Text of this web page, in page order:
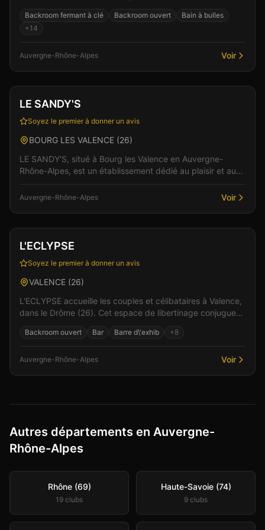
Backroom fermant à clé Backroom ouvert
Bain à bulles
+14
Auvergne-Rhône-Alpes Voir
Club
LE SANDY'S
Soyez le premier à donner un avis
BOURG LES VALENCE (26)
LE SANDY'S, situé à Bourg les Valence en Auvergne-
Rhône-Alpes, est un établissement dédié au plaisir et aux
Auvergne-Rhône-Alpes Voir
Club Sauna +4
L'ECLYPSE
Soyez le premier à donner un avis
VALENCE (26)
L'ECLYPSE accueille les couples et célibataires à Valence,
dans le Drôme (26). Cet espace de libertinage conjugue
Backroom ouvert Bar Barre d\'exhib +8
Auvergne-Rhône-Alpes Voir
Autres départements en Auvergne-
Rhône-Alpes
Rhône (69)
19 clubs
Haute-Savoie (74)
9 clubs